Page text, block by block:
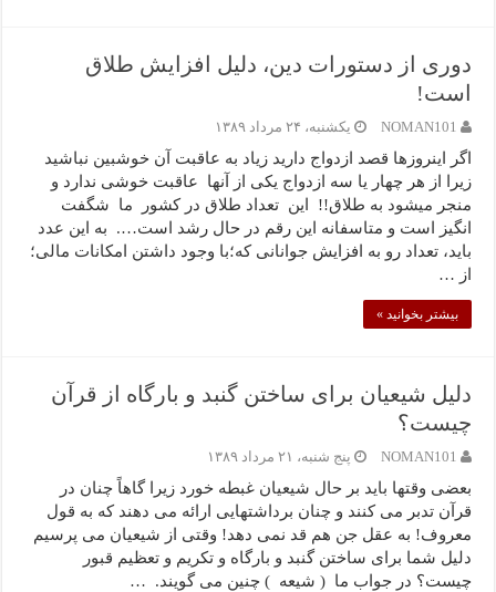
دوری از دستورات دین، دلیل افزایش طلاق
است!
NOMAN101 یکشنبه، ۲۴ مرداد ۱۳۸۹
اگر اینروزها قصد ازدواج دارید زیاد به عاقبت آن خوشبین نباشید
زیرا از هر چهار یا سه ازدواج یکی از آنها عاقبت خوشی ندارد و
منجر میشود به طلاق!! این تعداد طلاق در کشور ما شگفت
انگیز است و متاسفانه این رقم در حال رشد است…. به این عدد
باید، تعداد رو به افزایش جوانانی که؛با وجود داشتن امکانات مالی؛
از …
بیشتر بخوانید »
دلیل شیعیان برای ساختن گنبد و بارگاه از قرآن
چیست؟
NOMAN101 پنج شنبه، ۲۱ مرداد ۱۳۸۹
بعضی وقتها باید بر حال شیعیان غبطه خورد زیرا گاهاً چنان در
قرآن تدبر می کنند و چنان برداشتهایی ارائه می دهند که به قول
معروف! به عقل جن هم قد نمی دهد! وقتی از شیعیان می پرسیم
دلیل شما برای ساختن گنبد و بارگاه و تکریم و تعظیم قبور
چیست؟ در جواب ما ( شیعه ) چنین می گویند. …